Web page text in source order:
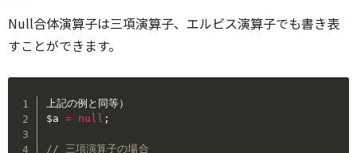
Null合体演算子は三項演算子、エルビス演算子でも書き表
すことができます。
$a = null ;
// 三項演算子の場合